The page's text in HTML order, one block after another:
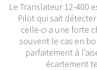
Le Translateur 12-400
Pilot qui sait
celle-ci a une forte
souvent le cas en
parfaitement à
écartement